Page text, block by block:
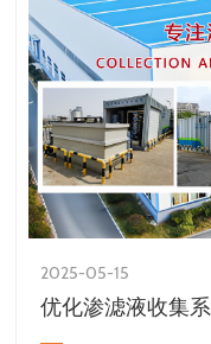
2025-05-15
优化渗滤液收集